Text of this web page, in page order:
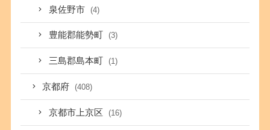
泉佐野市 (4)
豊能郡能勢町 (3)
三島郡島本町 (1)
京都府 (408)
京都市上京区 (16)